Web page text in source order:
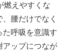
燃えやすくな
腰だけでなく
た呼吸を意識す
アップにつなが